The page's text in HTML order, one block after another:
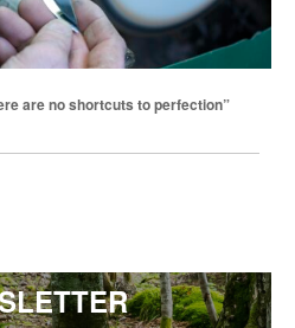
are no shortcuts to perfection”